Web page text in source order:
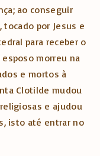
ao conseguir
tocado por Jesus e
para receber o
morreu na
e mortos à
Clotilde mudou
e ajudou
isto até entrar no